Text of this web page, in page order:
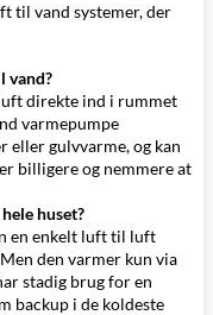
til vand systemer, der
vand?
direkte ind i rummet
varmepumpe
gulvvarme, og kan
billigere og nemmere at
huset?
en enkelt luft til luft
den varmer kun via
stadig brug for en
backup i de koldeste